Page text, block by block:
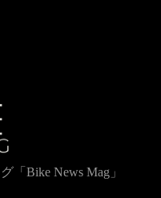
「Bike News Mag」